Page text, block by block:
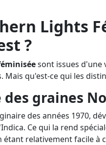
Lights
?
sont issues d'une
qu'est-ce qui les
graines
des années 1970,
Ce qui la rend
relativement facile à